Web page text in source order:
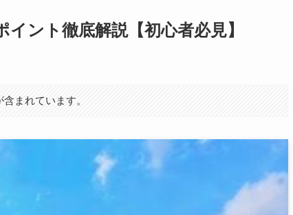
ント徹底解説【初心者必見】
まれています。